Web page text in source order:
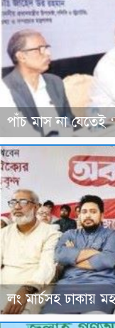
পাঁচ মাস না যেতেই
লং মার্চসহ ঢাকায়